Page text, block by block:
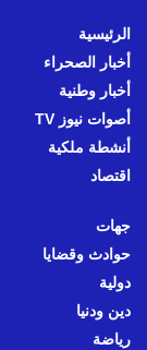
الرئيسية
أخبار الصحراء
أخبار وطنية
أصوات نيوز TV
أنشطة ملكية
اقتصاد
جهات
حوادث وقضايا
دولية
دين ودنيا
رياضة